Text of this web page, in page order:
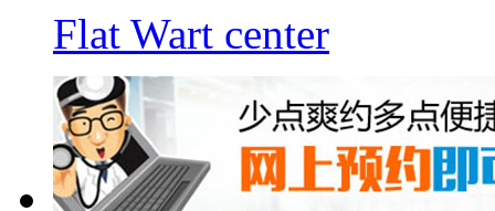
Flat Wart center